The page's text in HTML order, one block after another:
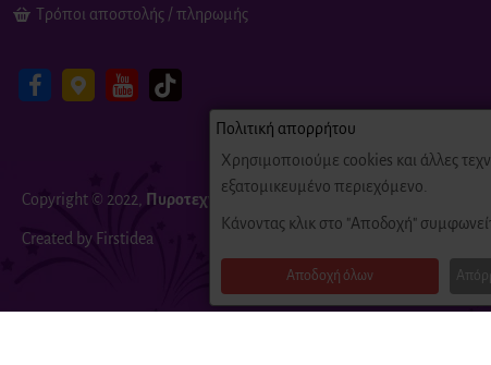
Τρόποι αποστολής / πληρωμής
Copyright © 2022, Πυροτεχνήματα Fire-Fireworks, All Rights Reserved
Created by Firstidea
Πολιτική απορρήτου
Χρησιμοποιούμε cookies και άλλες
εξατομικευμένο περιεχόμενο.
Κάνοντας κλικ στο "Αποδοχή"
Αποδοχή όλων